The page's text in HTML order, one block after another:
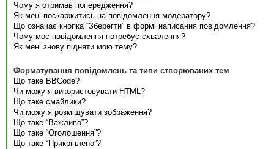
Чому я отримав попередження?
Як мені поскаржитись на повідомлення модератору?
Що означає кнопка “Зберегти” в формі написання повідомлення?
Чому моє повідомлення потребує схвалення?
Як мені знову підняти мою тему?
Форматування повідомлень та типи створюваних тем
Що таке BBCode?
Чи можу я використовувати HTML?
Що таке смайлики?
Чи можу я розміщувати зображення?
Що таке “Важливо”?
Що таке “Оголошення”?
Що таке “Прикріплено”?